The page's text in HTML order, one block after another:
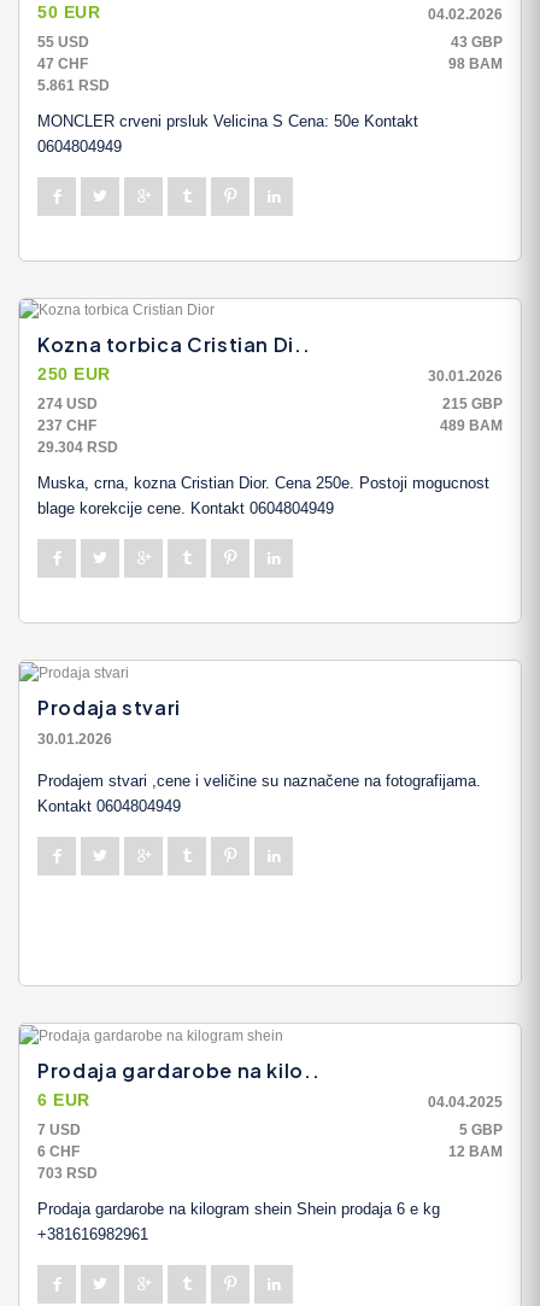
50 EUR
04.02.2026
55 USD
43 GBP
47 CHF
98 BAM
5.861 RSD
MONCLER crveni prsluk Velicina S Cena: 50e Kontakt
0604804949
Kozna torbica Cristian Di..
250 EUR
30.01.2026
274 USD
215 GBP
237 CHF
489 BAM
29.304 RSD
Muska, crna, kozna Cristian Dior. Cena 250e. Postoji mogucnost
blage korekcije cene. Kontakt 0604804949
Prodaja stvari
30.01.2026
Prodajem stvari ,cene i veličine su naznačene na fotografijama.
Kontakt 0604804949
Prodaja gardarobe na kilo..
6 EUR
04.04.2025
7 USD
5 GBP
6 CHF
12 BAM
703 RSD
Prodaja gardarobe na kilogram shein Shein prodaja 6 e kg
+381616982961